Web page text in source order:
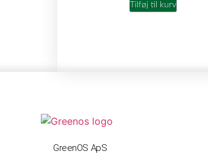
Tilføj til kurv
GreenOS ApS